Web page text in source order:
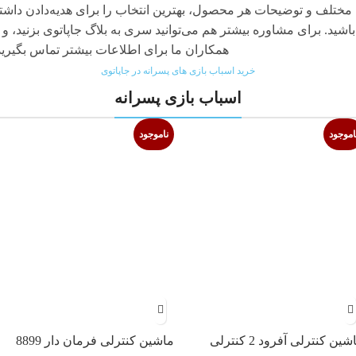
مختلف و توضیحات هر محصول، بهترین انتخاب را برای هدیه‌دادن
باشید. برای مشاوره بیشتر هم می‌توانید سری به بلاگ جاپاتوی بزنید، و
همکاران ما برای اطلاعات بیشتر تماس
خرید اسباب بازی های پسرانه در جاپاتوی
اسباب بازی پسرانه
کنترلی آفرود 2 کنترلی
ناموجود
ماشین کنترلی فرمان دار 8899